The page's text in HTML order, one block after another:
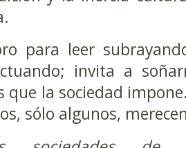
para leer
invita a
que la sociedad
sólo algunos,